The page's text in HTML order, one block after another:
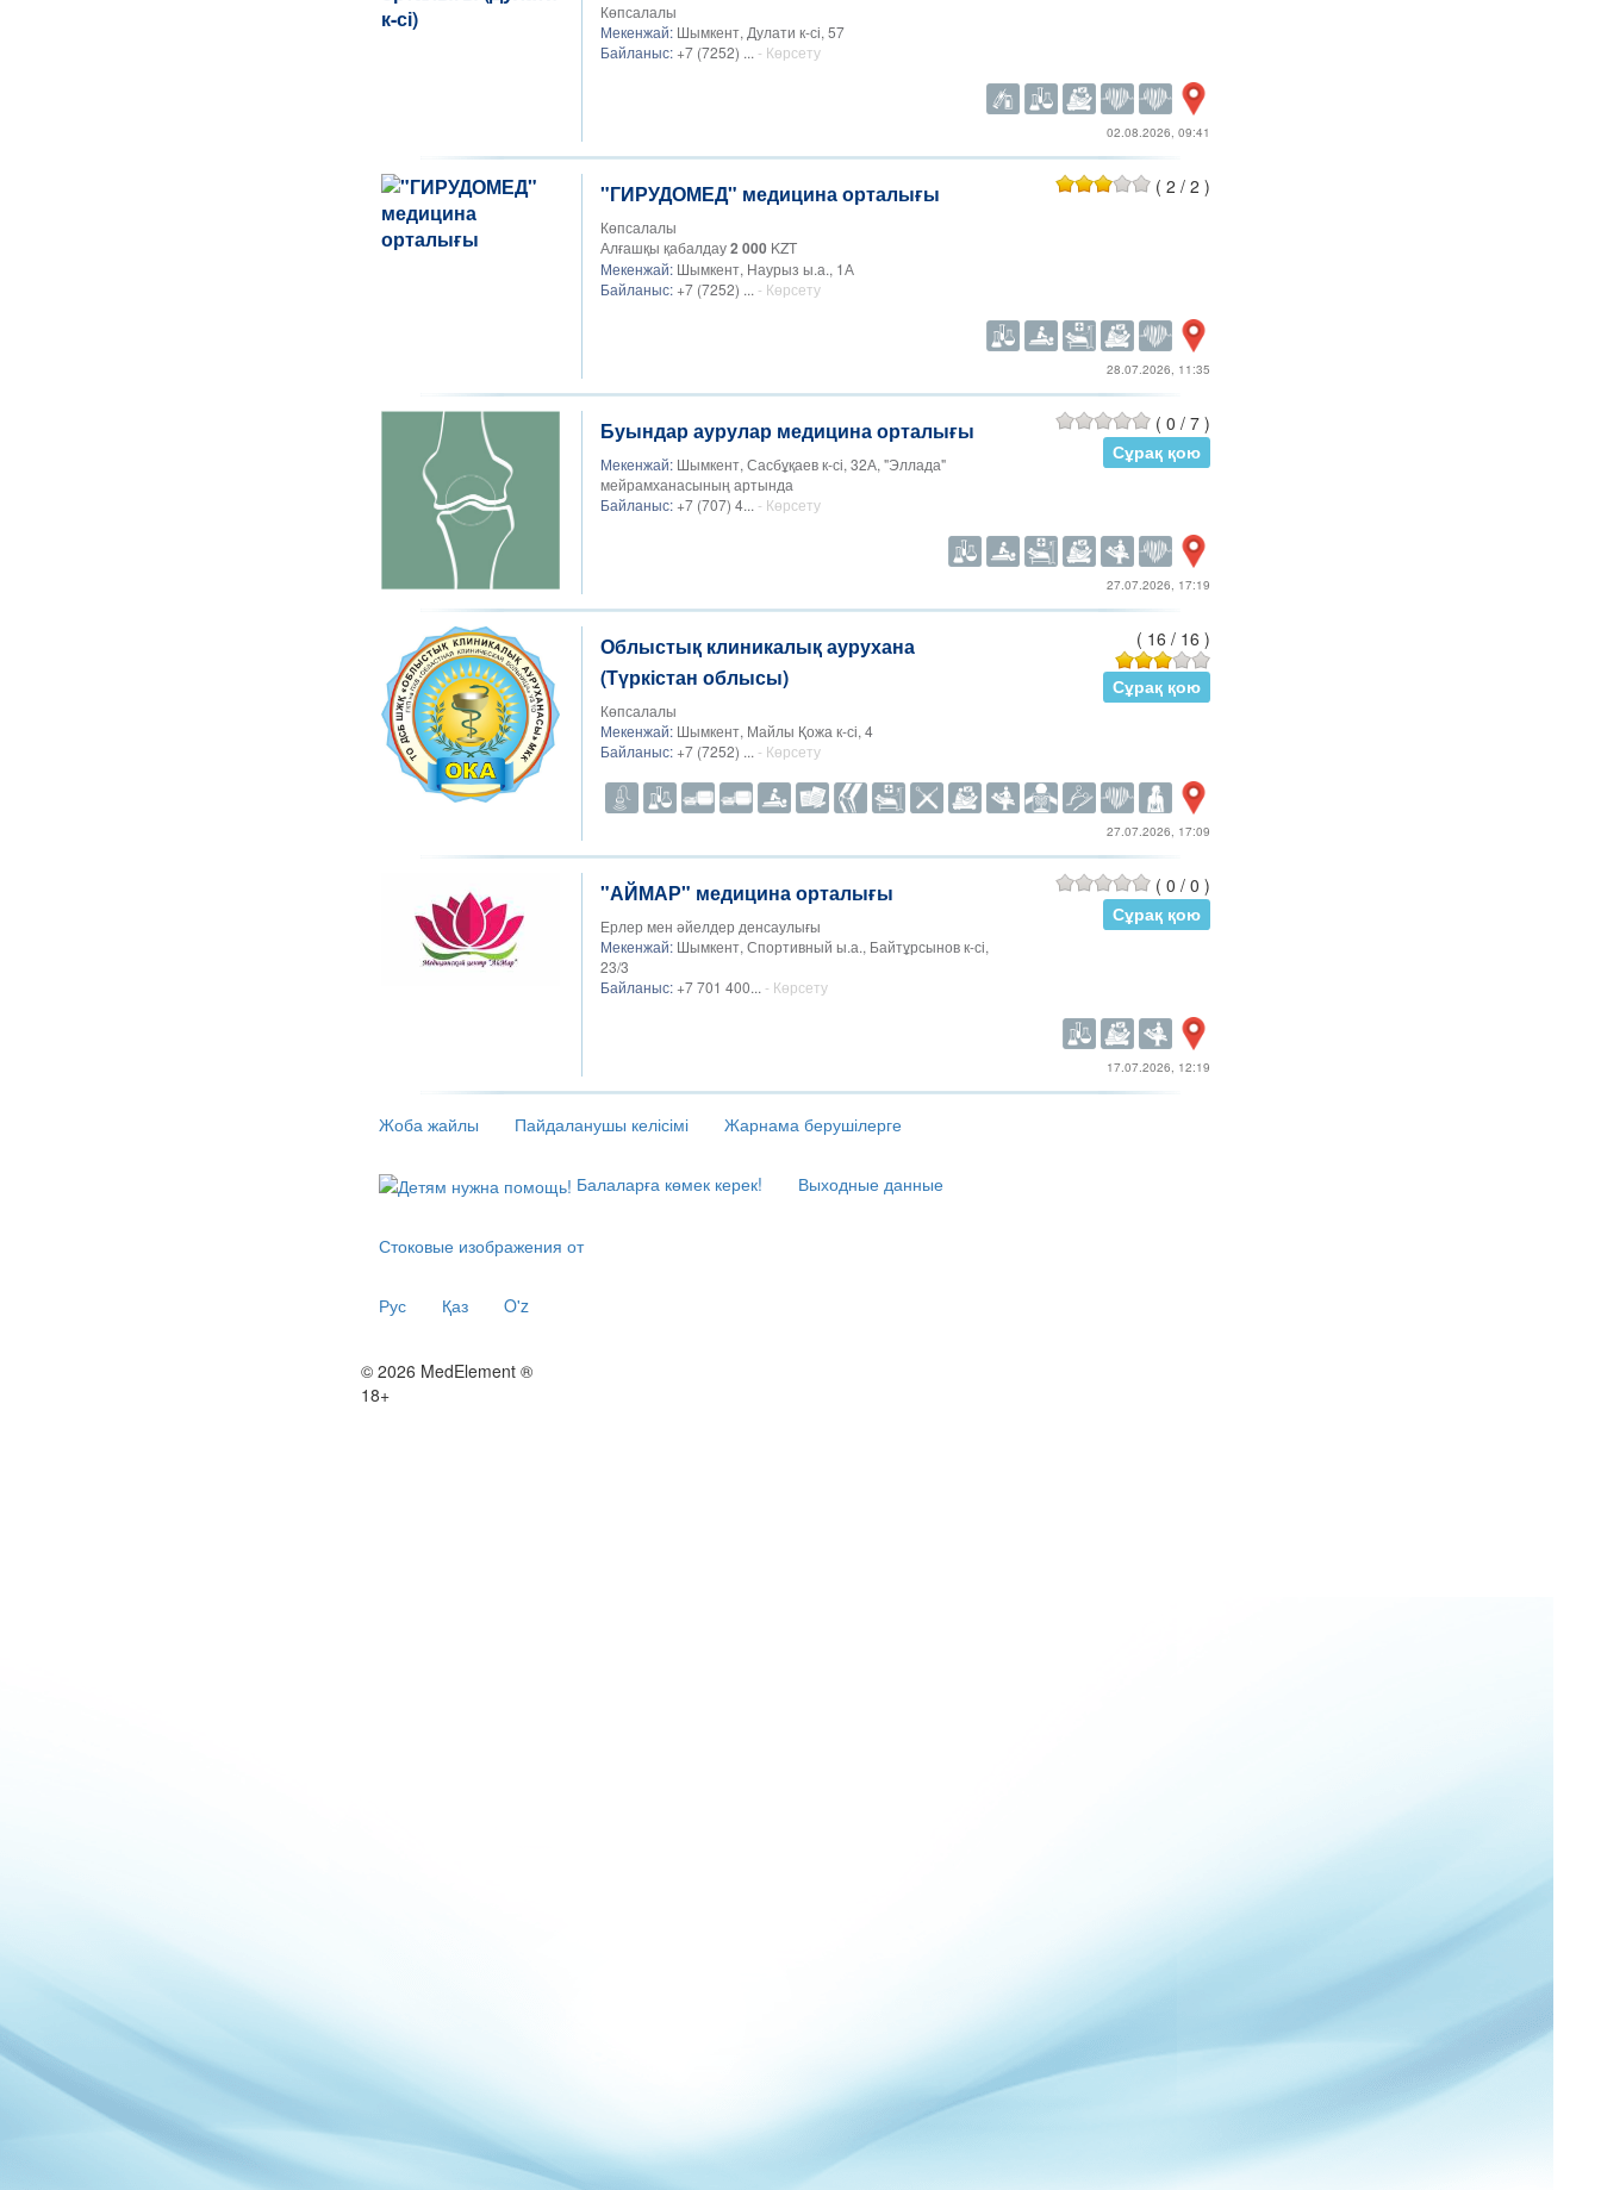
Көпсалалы
Мекенжай:Шымкент, Дулати к-сі, 57
Байланыс: +7 (7252) ... - Көрсету
02.08.2026, 09:41
"ГИРУДОМЕД" медицина орталығы
Көпсалалы
Алғашқы қабалдау2 000KZT
Мекенжай:Шымкент, Наурыз ы.а., 1А
Байланыс: +7 (7252) ... - Көрсету
( 2 / 2 )
28.07.2026, 11:35
Буындар аурулар медицина орталығы
Мекенжай:Шымкент, Сасбұқаев к-сі, 32А, "Эллада"
мейрамханасының артында
Байланыс: +7 (707) 4... - Көрсету
( 0 / 7 )
Сұрақ қою
27.07.2026, 17:19
Облыстық клиникалық аурухана
(Түркістан облысы)
Көпсалалы
Мекенжай:Шымкент, Майлы Қожа к-сі, 4
Байланыс: +7 (7252) ... - Көрсету
( 16 / 16 )
Сұрақ қою
27.07.2026, 17:09
"АЙМАР" медицина орталығы
Ерлер мен әйелдер денсаулығы
Мекенжай:Шымкент, Спортивный ы.а., Байтұрсынов к-сі,
23/3
Байланыс: +7 701 400... - Көрсету
( 0 / 0 )
Сұрақ қою
17.07.2026, 12:19
Жоба жайлы Пайдаланушы келісімі Жарнама берушілерге
Балаларға көмек керек! Выходные данные
Стоковые изображения от
Рус Қаз O'z
© 2026 MedElement ®
18+